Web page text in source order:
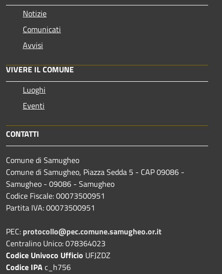
Notizie
Comunicati
Avvisi
VIVERE IL COMUNE
Luoghi
Eventi
CONTATTI
Comune di Samugheo
Comune di Samugheo, Piazza Sedda 5 - CAP 09086 -
Samugheo - 09086 - Samugheo
Codice Fiscale: 00073500951
Partita IVA: 00073500951
PEC: protocollo@pec.comune.samugheo.or.it
Centralino Unico: 078364023
Codice Univoco Ufficio UFJZDZ
Codice IPAc_h756